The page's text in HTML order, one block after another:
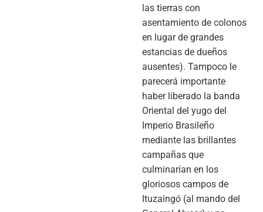
las tierras con
asentamiento de colonos
en lugar de grandes
estancias de dueños
ausentes). Tampoco le
parecerá importante
haber liberado la banda
Oriental del yugo del
Imperio Brasileño
mediante las brillantes
campañas que
culminarían en los
gloriosos campos de
Ituzaingó (al mando del